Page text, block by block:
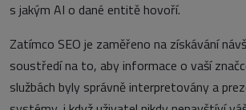
s jakým AI o dané entitě hovoří.
Zatímco SEO je zaměřeno na získávání
soustředí na to, aby informace o vaší
službách byly správně interpretovány a